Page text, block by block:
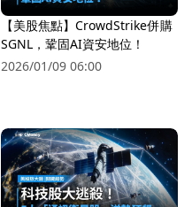
【美股焦點】CrowdStrike併購
SGNL，鞏固AI資安地位！
2026/01/09 06:00